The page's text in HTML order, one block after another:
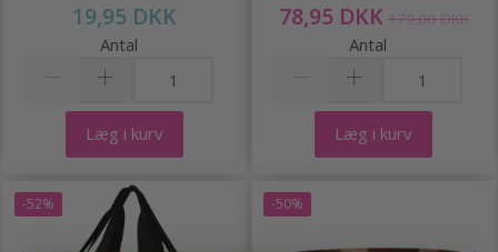
19,95 DKK
Antal
Læg i kurv
78,95 DKK 179,00 DKK
Antal
Læg i kurv
-52% -50%